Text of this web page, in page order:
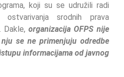
koji su se udružili radi
ostvarivanja srodnih prava
Dakle, organizacija OFPS nije
se ne primenjuju odredbe
informacijama od javnog